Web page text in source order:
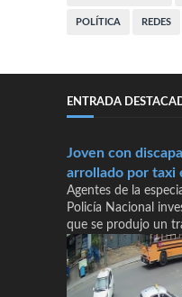
POLÍTICA REDES
ENTRADA
Joven con
arrollado por taxi
Agentes de la
Policía Nacional
que se produjo un